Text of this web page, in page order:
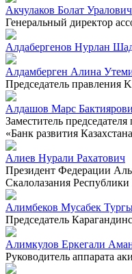
Акчулаков Болат Уралович
Генеральный директор
Алдабергенов Нурлан
Алдамберген Алина
Председатель правления
Алдашов Марс
Заместитель
«Банк развития
Алиев Нурали Рахатович
Президент Федерации
Скалолазания Республики
Алимбеков Мусабек
Председатель
Алимкулов Еркегали
Руководитель аппарата